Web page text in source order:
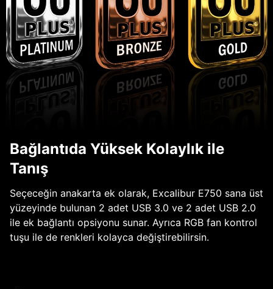
Bağlantıda Yüksek Kolaylık ile
Tanış
Seçeceğin anakarta ek olarak, Excalibur E750 sana üst
yüzeyinde bulunan 2 adet USB 3.0 ve 2 adet USB 2.0
ile ek bağlantı opsiyonu sunar. Ayrıca RGB fan kontrol
tuşu ile de renkleri kolayca değiştirebilirsin.